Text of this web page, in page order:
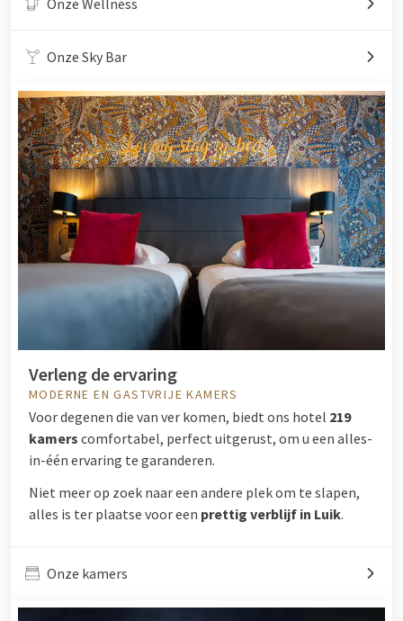
Onze Sky Bar
Verleng de ervaring
MODERNE EN GASTVRIJE KAMERS
Voor degenen die van ver komen, biedt ons hotel 219
kamers comfortabel, perfect uitgerust, om u een alles-
in-één ervaring te garanderen.
Niet meer op zoek naar een andere plek om te slapen,
alles is ter plaatse voor een prettig verblijf in Luik.
Onze kamers